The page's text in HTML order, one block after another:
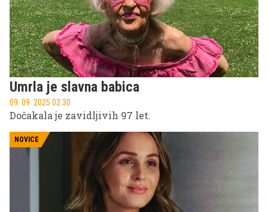
Umrla je slavna babica
09. 09. 2025 02.30
Dočakala je zavidljivih 97 let.
NOVICE